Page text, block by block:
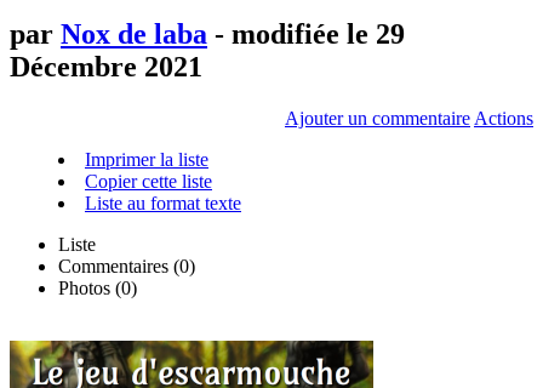
par Nox de laba - modifiée le 29
Décembre 2021
Ajouter un commentaire Actions
Imprimer la liste
Copier cette liste
Liste au format texte
Liste
Commentaires (0)
Photos (0)